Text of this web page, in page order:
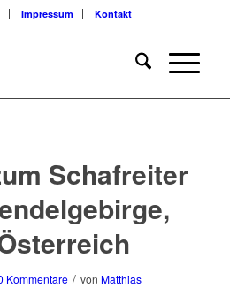
Impressum Kontakt
Schafreiter
Kommentare / von Matthias